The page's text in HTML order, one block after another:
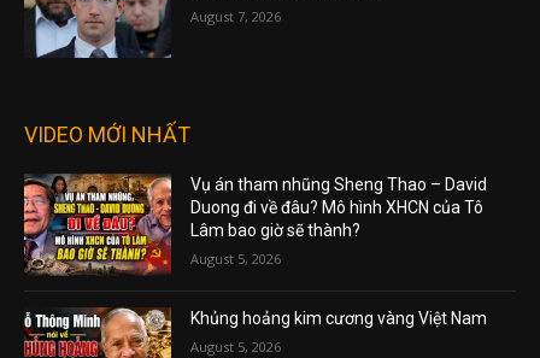
August 7, 2026
VIDEO MỚI NHẤT
Vụ án tham nhũng Sheng Thao – David
Duong đi về đâu? Mô hình XHCN của Tô
Lâm bao giờ sẽ thành?
August 5, 2026
Khủng hoảng kim cương vàng Việt Nam
August 5, 2026